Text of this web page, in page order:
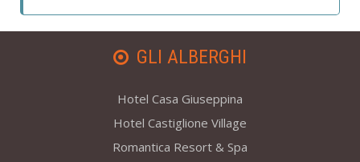
GLI ALBERGHI
Hotel Casa Giuseppina
Hotel Castiglione Village
Romantica Resort & Spa